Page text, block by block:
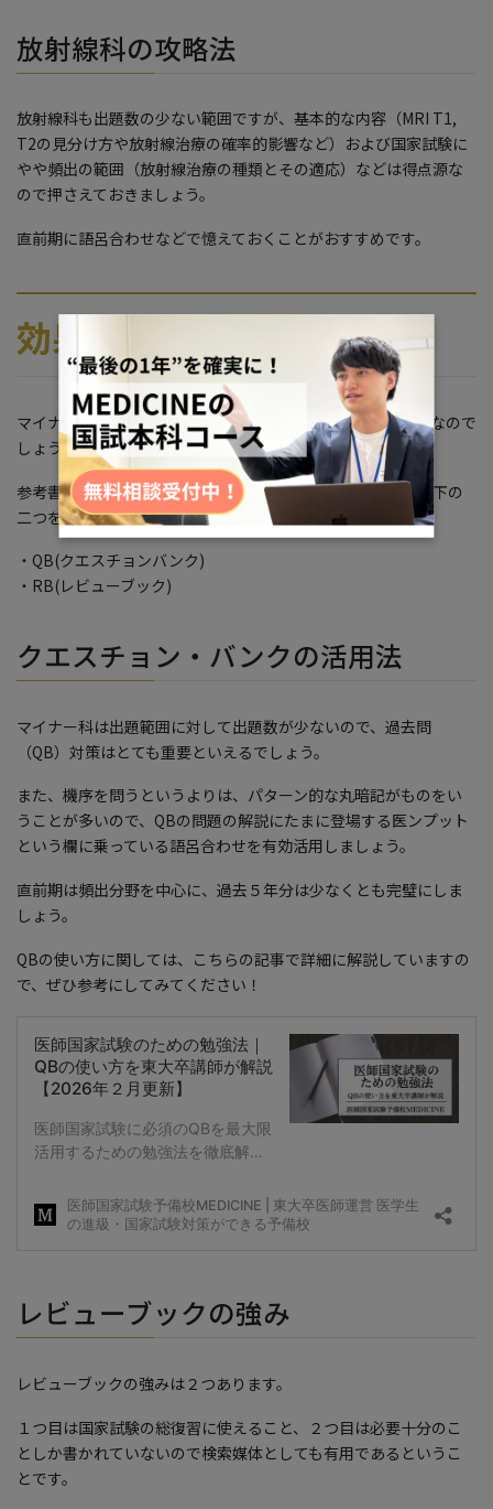
放射線科の攻略法
放射線科も出題数の少ない範囲ですが、基本的な内容（MRI T1,
T2の見分け方や放射線治療の確率的影響など）および国家試験に
やや頻出の範囲（放射線治療の種類とその適応）などは得点源な
ので押さえておきましょう。
直前期に語呂合わせなどで憶えておくことがおすすめです。
効果的な参考書の使い方
マイナー科目を対策する上で、参考書は何を使っていくべきなので
しょうか。
参考書に関しては特別なものを使う必要はなく、基本的に以下の
二つを使っておけば合格点に十分達することができます。
・QB(クエスチョンバンク)
・RB(レビューブック)
クエスチョン・バンクの活用法
マイナー科は出題範囲に対して出題数が少ないので、過去問
（QB）対策はとても重要といえるでしょう。
また、機序を問うというよりは、パターン的な丸暗記がものをい
うことが多いので、QBの問題の解説にたまに登場する医ンプット
という欄に乗っている語呂合わせを有効活用しましょう。
直前期は頻出分野を中心に、過去５年分は少なくとも完璧にしま
しょう。
QBの使い方に関しては、こちらの記事で詳細に解説していますの
で、ぜひ参考にしてみてください！
レビューブックの強み
レビューブックの強みは２つあります。
１つ目は国家試験の総復習に使えること、２つ目は必要十分のこ
としか書かれていないので検索媒体としても有用であるというこ
とです。